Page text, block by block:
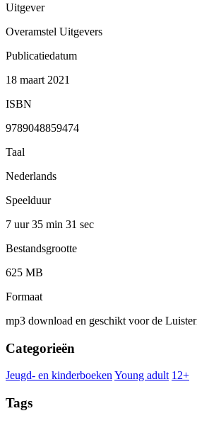
Uitgever
Overamstel Uitgevers
Publicatiedatum
18 maart 2021
ISBN
9789048859474
Taal
Nederlands
Speelduur
7 uur 35 min 31 sec
Bestandsgrootte
625 MB
Formaat
mp3 download en geschikt voor de
Categorieën
Jeugd- en kinderboeken Young adult 12+
Tags